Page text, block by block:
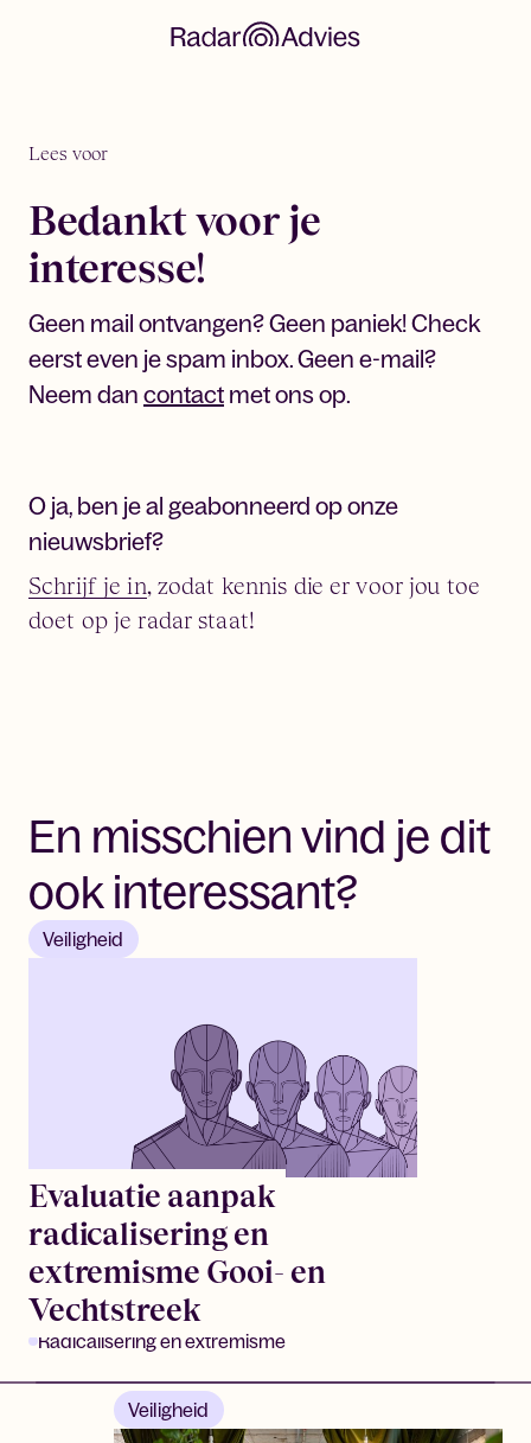
Lees voor
Bedankt voor je
interesse!
Geen mail ontvangen? Geen paniek! Check
eerst even je spam inbox. Geen e-mail?
Neem dan contact met ons op.
O ja, ben je al geabonneerd op onze
nieuwsbrief?
Schrijf je in, zodat kennis die er voor jou toe
doet op je radar staat!
En misschien vind je dit
ook interessant?
Veiligheid
Evaluatie aanpak
radicalisering en
extremisme Gooi- en
Vechtstreek
Radicalisering en extremisme
Veiligheid